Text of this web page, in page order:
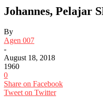
Johannes, Pelajar
By
Agen 007
-
August 18, 2018
1960
0
Share on Facebook
Tweet on Twitter